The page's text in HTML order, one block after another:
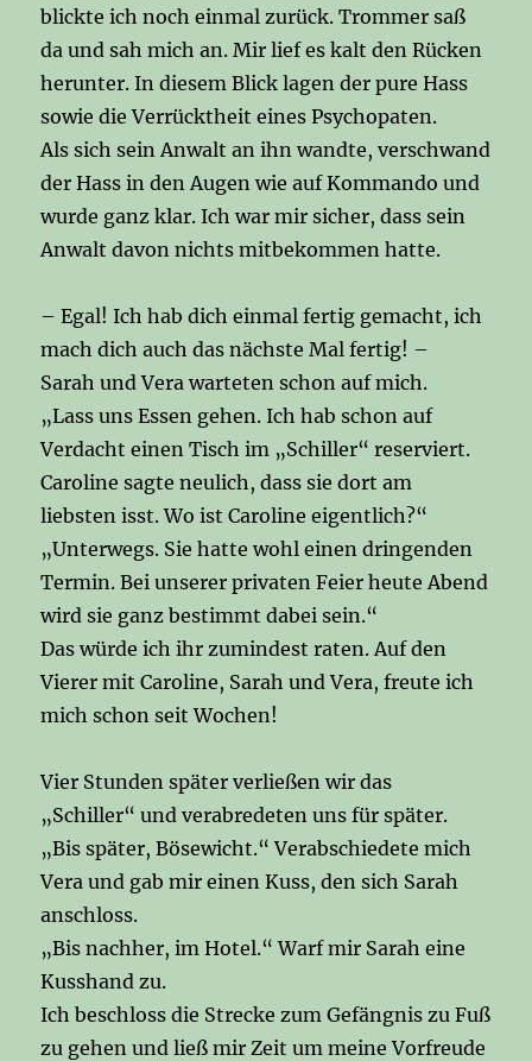
blickte ich noch einmal zurück. Trommer saß
da und sah mich an. Mir lief es kalt den Rücken
herunter. In diesem Blick lagen der pure Hass
sowie die Verrücktheit eines Psychopaten.
Als sich sein Anwalt an ihn wandte, verschwand
der Hass in den Augen wie auf Kommando und
wurde ganz klar. Ich war mir sicher, dass sein
Anwalt davon nichts mitbekommen hatte.
– Egal! Ich hab dich einmal fertig gemacht, ich
mach dich auch das nächste Mal fertig! –
Sarah und Vera warteten schon auf mich.
„Lass uns Essen gehen. Ich hab schon auf
Verdacht einen Tisch im „Schiller“ reserviert.
Caroline sagte neulich, dass sie dort am
liebsten isst. Wo ist Caroline eigentlich?“
„Unterwegs. Sie hatte wohl einen dringenden
Termin. Bei unserer privaten Feier heute Abend
wird sie ganz bestimmt dabei sein.“
Das würde ich ihr zumindest raten. Auf den
Vierer mit Caroline, Sarah und Vera, freute ich
mich schon seit Wochen!
Vier Stunden später verließen wir das
„Schiller“ und verabredeten uns für später.
„Bis später, Bösewicht.“ Verabschiedete mich
Vera und gab mir einen Kuss, den sich Sarah
anschloss.
„Bis nachher, im Hotel.“ Warf mir Sarah eine
Kusshand zu.
Ich beschloss die Strecke zum Gefängnis zu Fuß
zu gehen und ließ mir Zeit um meine Vorfreude